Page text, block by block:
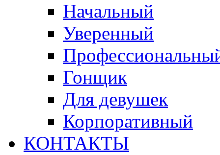
Начальный
Уверенный
Гонщик
Для девушек
Корпоративный
КОНТАКТЫ